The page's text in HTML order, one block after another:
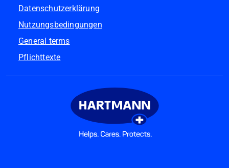
Datenschutzerklärung
Nutzungsbedingungen
General terms
Pflichttexte